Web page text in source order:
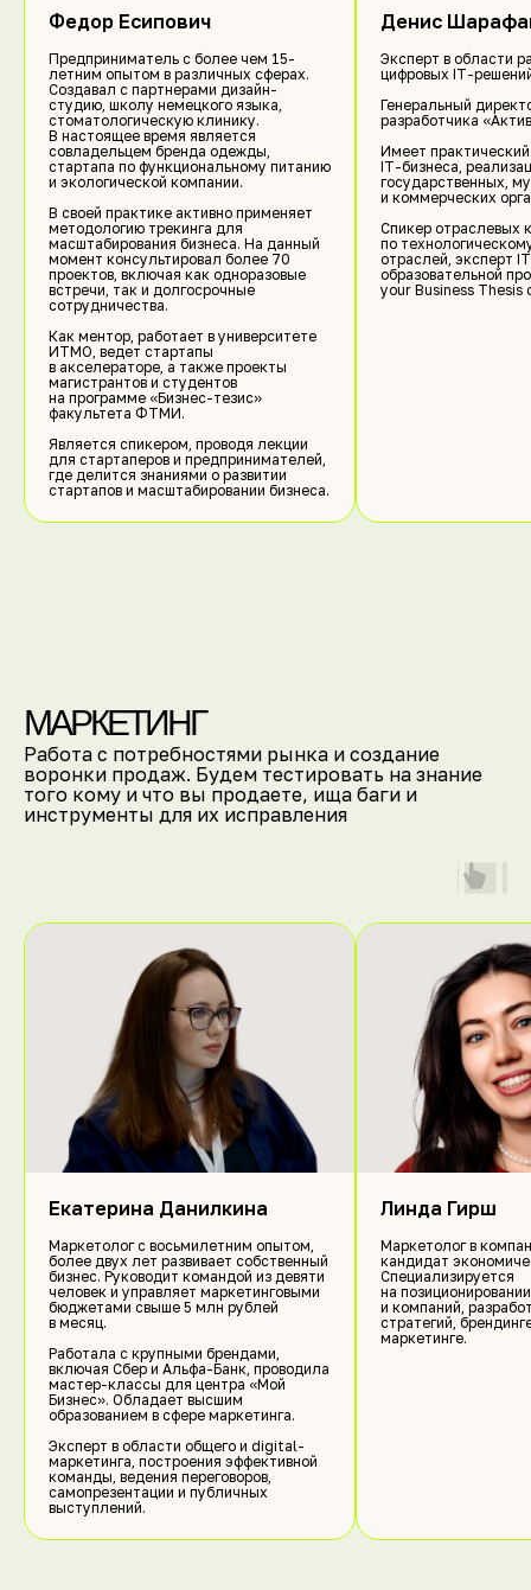
Федор Есипович
Предприниматель с более чем 15-
летним опытом в различных сферах.
Создавал с партнерами дизайн-
студию, школу немецкого языка,
стоматологическую клинику.
В настоящее время является
совладельцем бренда одежды,
стартапа по функциональному питанию
и экологической компании.
В своей практике активно применяет
методологию трекинга для
масштабирования бизнеса. На данный
момент консультировал более 70
проектов, включая как одноразовые
встречи, так и долгосрочные
сотрудничества.
Как ментор, работает в университете
ИТМО, ведет стартапы
в акселераторе, а также проекты
магистрантов и студентов
на программе «Бизнес-тезис»
факультета ФТМИ.
Является спикером, проводя лекции
для стартаперов и предпринимателей,
где делится знаниями о развитии
стартапов и масштабировании бизнеса.
Денис
Эксперт в области
цифровых IT-
Генеральный
разработчика
Имеет
IT-бизнеса,
государственных,
и коммерческих
Спикер отраслевых
по
отраслей, эксперт
образовательной
your Business
МАРКЕТИНГ
Работа с потребностями рынка и создание
воронки продаж. Будем тестировать на знание
того кому и что вы продаете, ища баги и
инструменты для их исправления
Екатерина Данилкина
Маркетолог с восьмилетним опытом,
более двух лет развивает собственный
бизнес. Руководит командой из девяти
человек и управляет маркетинговыми
бюджетами свыше 5 млн рублей
в месяц.
Работала с крупными брендами,
включая Сбер и Альфа-Банк, проводила
мастер-классы для центра «Мой
Бизнес». Обладает высшим
образованием в сфере маркетинга.
Эксперт в области общего и digital-
маркетинга, построения эффективной
команды, ведения переговоров,
самопрезентации и публичных
выступлений.
Линда Гирш
Маркетолог в
кандидат
Специализируется
на
и компаний,
стратегий,
маркетинге.
Куратор
идеологического
содержания
При поддержке